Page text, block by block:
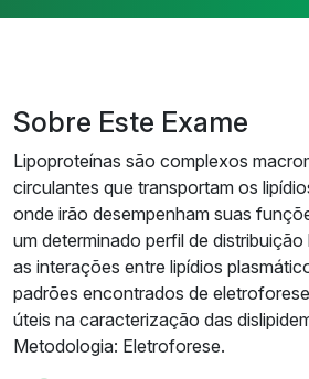
Sobre Este Exame
Lipoproteínas são complexos
circulantes que transportam os
onde irão desempenham suas
um determinado perfil de
as interações entre lipídios
padrões encontrados de
úteis na caracterização das
Metodologia: Eletroforese.